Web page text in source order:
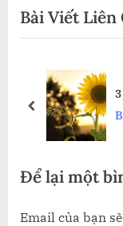
viết
i
o
P
t
t
P
s
t
:
Bài Viết Liên
prev
Để lại một
Email của bạn